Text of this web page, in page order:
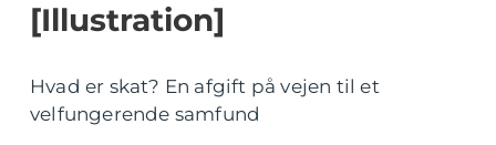
[Illustration]
Hvad er skat? En afgift på vejen til et
velfungerende samfund